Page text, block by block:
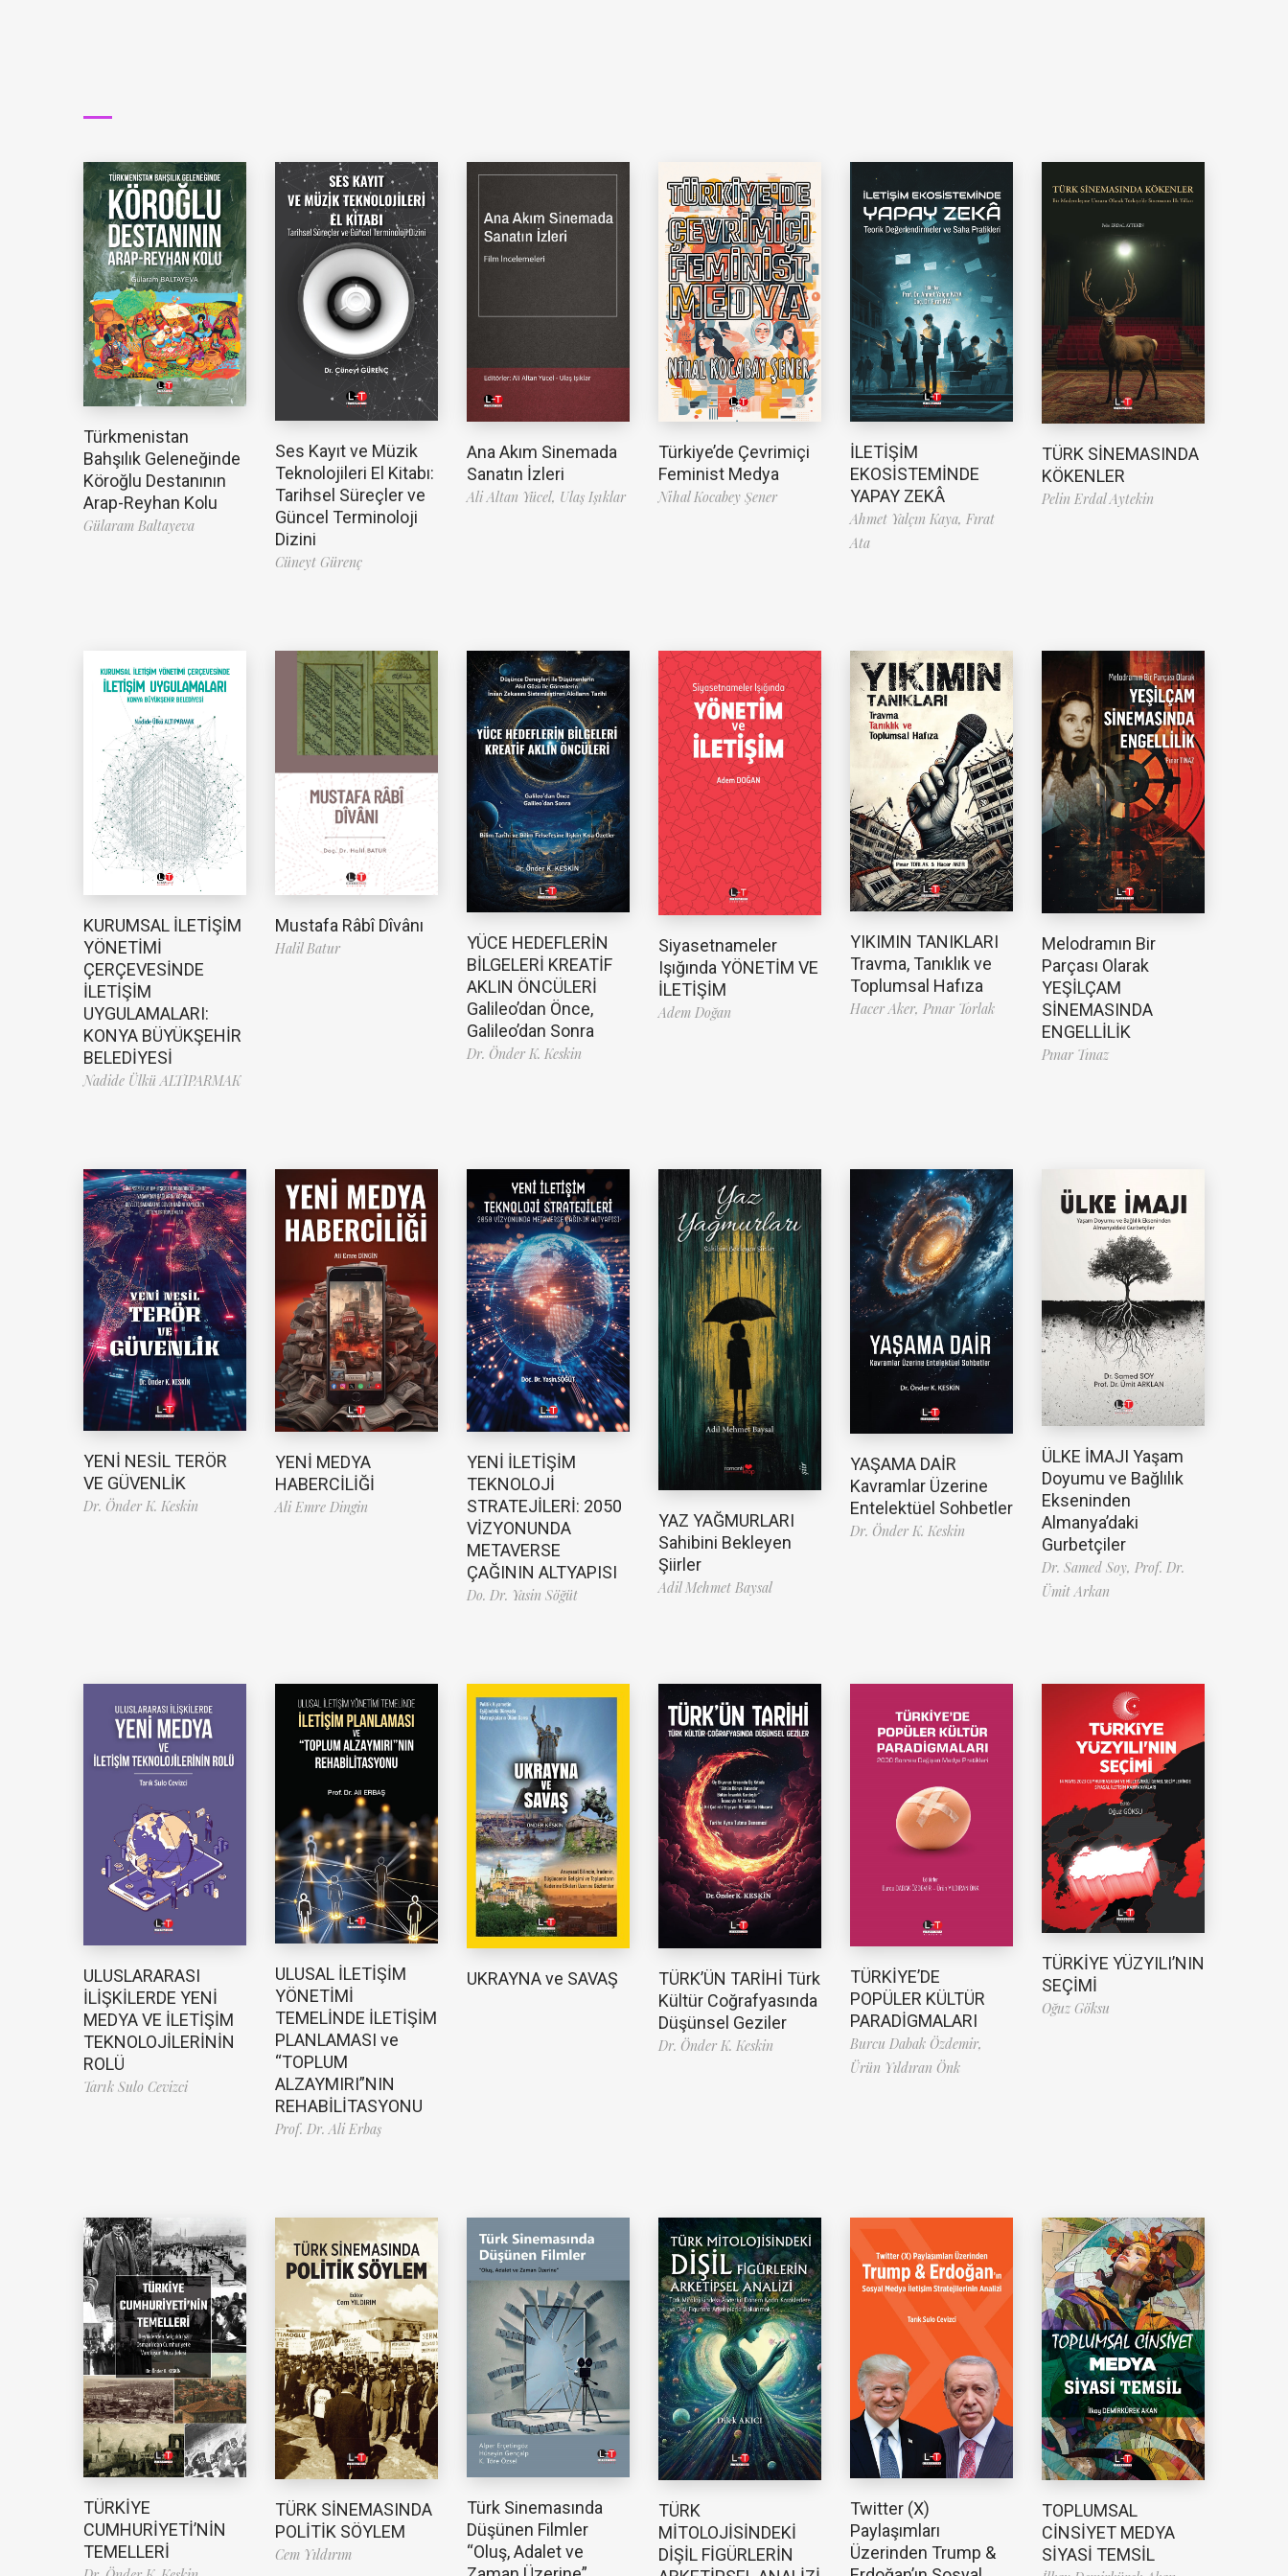
Türkmenistan
Bahşılık Geleneğinde
Köroğlu Destanının
Arap-Reyhan Kolu
Gülaram Baltayeva
Ses Kayıt ve Müzik
Teknolojileri El Kitabı:
Tarihsel Süreçler ve
Güncel Terminoloji
Dizini
Cüneyt Gürenç
Ana Akım Sinemada
Sanatın İzleri
Ali Altan Yücel, Ulaş Işıklar
Türkiye’de Çevrimiçi
Feminist Medya
Nihal Kocabey Şener
İLETİŞİM
EKOSİSTEMİNDE
YAPAY ZEKÂ
Ahmet Yalçın Kaya, Fırat
Ata
TÜRK SİNEMASINDA
KÖKENLER
Pelin Erdal Aytekin
KURUMSAL İLETİŞİM
YÖNETİMİ
ÇERÇEVESİNDE
İLETİŞİM
UYGULAMALARI:
KONYA BÜYÜKŞEHİR
BELEDİYESİ
Nadide Ülkü ALTIPARMAK
Mustafa Râbî Dîvânı
Halil Batur
YÜCE HEDEFLERİN
BİLGELERİ KREATİF
AKLIN ÖNCÜLERİ
Galileo’dan Önce,
Galileo’dan Sonra
Dr. Önder K. Keskin
Siyasetnameler
Işığında YÖNETİM VE
İLETİŞİM
Adem Doğan
YIKIMIN TANIKLARI
Travma, Tanıklık ve
Toplumsal Hafıza
Hacer Aker, Pınar Torlak
Melodramın Bir
Parçası Olarak
YEŞİLÇAM
SİNEMASINDA
ENGELLİLİK
Pınar Tınaz
YENİ NESİL TERÖR
VE GÜVENLİK
Dr. Önder K. Keskin
YENİ MEDYA
HABERCİLİĞİ
Ali Emre Dingin
YENİ İLETİŞİM
TEKNOLOJİ
STRATEJİLERİ: 2050
VİZYONUNDA
METAVERSE
ÇAĞININ ALTYAPISI
Do. Dr. Yasin Söğüt
YAZ YAĞMURLARI
Sahibini Bekleyen
Şiirler
Adil Mehmet Baysal
YAŞAMA DAİR
Kavramlar Üzerine
Entelektüel Sohbetler
Dr. Önder K. Keskin
ÜLKE İMAJI Yaşam
Doyumu ve Bağlılık
Ekseninden
Almanya’daki
Gurbetçiler
Dr. Samed Soy, Prof. Dr.
Ümit Arkan
ULUSLARARASI
İLİŞKİLERDE YENİ
MEDYA VE İLETİŞİM
TEKNOLOJİLERİNİN
ROLÜ
Tarık Sulo Cevizci
ULUSAL İLETİŞİM
YÖNETİMİ
TEMELİNDE İLETİŞİM
PLANLAMASI ve
“TOPLUM
ALZAYMIRI”NIN
REHABİLİTASYONU
Prof. Dr. Ali Erbaş
UKRAYNA ve SAVAŞ
TÜRK’ÜN TARİHİ Türk
Kültür Coğrafyasında
Düşünsel Geziler
Dr. Önder K. Keskin
TÜRKİYE’DE
POPÜLER KÜLTÜR
PARADİGMALARI
Burcu Dabak Özdemir,
Ürün Yıldıran Önk
TÜRKİYE YÜZYILI’NIN
SEÇİMİ
Oğuz Göksu
TÜRKİYE
CUMHURİYETİ’NİN
TEMELLERİ
TÜRK SİNEMASINDA
POLİTİK SÖYLEM
Cem Yıldırım
Türk Sinemasında
Düşünen Filmler
“Oluş, Adalet ve
TÜRK
MİTOLOJİSİNDEKİ
DİŞİL FİGÜRLERİN
Twitter (X)
Paylaşımları
Üzerinden Trump &
TOPLUMSAL
CİNSİYET MEDYA
SİYASİ TEMSİL